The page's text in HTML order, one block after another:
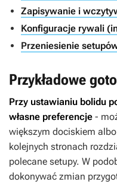
Zapisywanie i
Konfiguracje rywali
Przeniesienie
Przykładowe
Przy ustawianiu bolidu
własne preferencje -
większym dociskiem
kolejnych stronach
polecane setupy. W
dokonywać zmian